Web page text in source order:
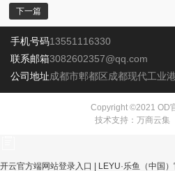
下一篇
手机号码13551116330
联系邮箱3082602357@qq.com
公司地址成都市郫都区成都现代工业
Copyright ©2021 OD
技术支持： 万商云集
开云官方端网站登录入口 LEYU·乐鱼（中国